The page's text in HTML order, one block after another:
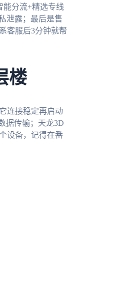
能分流+精选专线
泄露；最后是售
客服后3分钟就帮
楼
连接稳定再启动
据传输；天龙3D
设备，记得在番